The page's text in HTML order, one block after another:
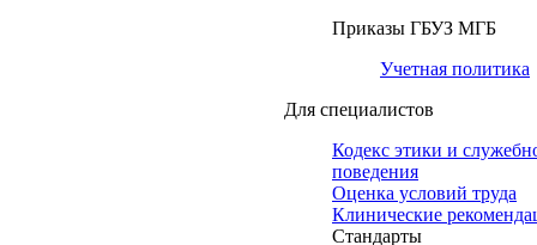
Приказы ГБУЗ МГБ
Учетная политика
Для специалистов
Кодекс этики и
поведения
Оценка условий труда
Клинические
Cтандарты